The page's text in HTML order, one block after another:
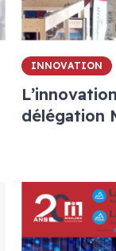
INNOVATION
délégation